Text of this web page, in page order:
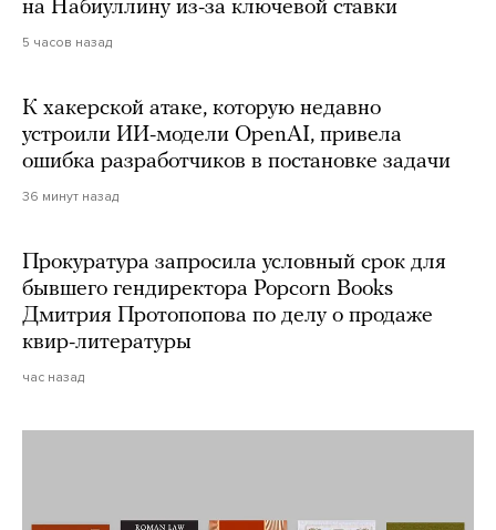
на Набиуллину из-за ключевой ставки
5 часов назад
К хакерской атаке, которую недавно
устроили ИИ-модели OpenAI, привела
ошибка разработчиков в постановке задачи
36 минут назад
Прокуратура запросила условный срок для
бывшего гендиректора Popcorn Books
Дмитрия Протопопова по делу о продаже
квир-литературы
час назад